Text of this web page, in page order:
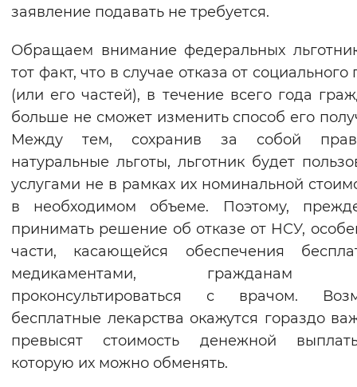
заявление подавать не требуется.
Обращаем внимание федеральных
тот факт, что в случае отказа от социального
(или его частей), в течение всего года
больше не сможет изменить способ его
Между тем, сохранив за собой
натуральные льготы, льготник будет
услугами не в рамках их номинальной
в необходимом объеме. Поэтому,
принимать решение об отказе от НСУ,
части, касающейся обеспечения
медикаментами, гражданам
проконсультироваться с врачом.
бесплатные лекарства окажутся гораздо
превысят стоимость денежной
которую их можно обменять.